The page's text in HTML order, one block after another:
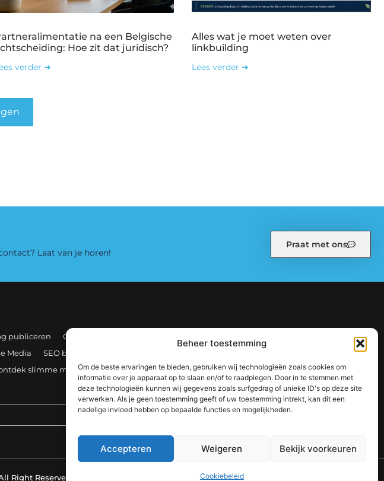
Beheer toestemming
Om de beste ervaringen te bieden, gebruiken wij technologieën zoals cookies om
informatie over je apparaat op te slaan en/of te raadplegen. Door in te stemmen met
deze technologieën kunnen wij gegevens zoals surfgedrag of unieke ID's op deze site
verwerken. Als je geen toestemming geeft of uw toestemming intrekt, kan dit een
nadelige invloed hebben op bepaalde functies en mogelijkheden.
Accepteren Weigeren Bekijk voorkeuren
Cookiebeleid
TOP
na een Belgische
Hoe zit dat juridisch?
verder ➜
Alles wat je moet weten over
linkbuilding
Lees verder ➜
Laat van je horen!
Praat met ons
publiceren Contact
Media
SEO backlinks kopen: zo bouw je stap voor stap aan een sterke online autoriteit
slimme manieren om jouw inkomen te vergroten
Right Reserved.​